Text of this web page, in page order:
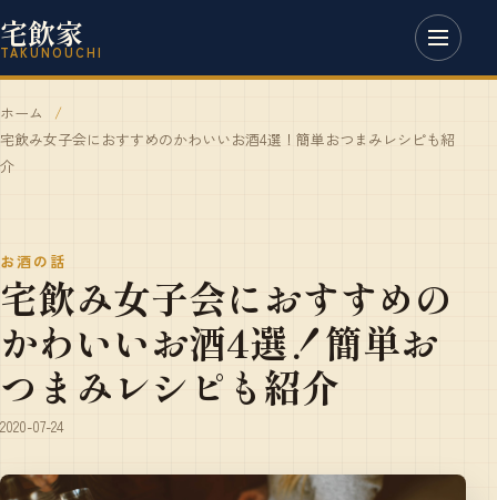
宅飲家
TAKUNOUCHI
ホーム
宅飲み女子会におすすめのかわいいお酒4選！簡単おつまみレシピも紹
介
お酒の話
宅飲み女子会におすすめの
かわいいお酒4選！簡単お
つまみレシピも紹介
2020-07-24